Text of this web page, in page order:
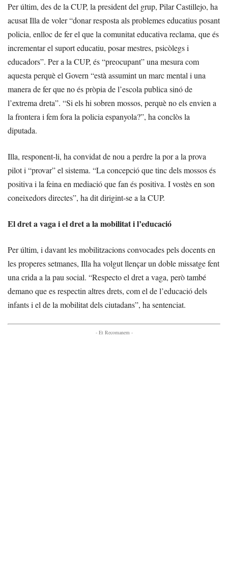
Per últim, des de la CUP, la president del grup, Pilar Castillejo, ha
acusat Illa de voler “donar resposta als problemes educatius posant
policia, enlloc de fer el que la comunitat educativa reclama, que és
incrementar el suport educatiu, posar mestres, psicòlegs i
educadors”. Per a la CUP, és “preocupant” una mesura com
aquesta perquè el Govern “està assumint un marc mental i una
manera de fer que no és pròpia de l’escola publica sinó de
l’extrema dreta”. “Si els hi sobren mossos, perquè no els envien a
la frontera i fem fora la policia espanyola?”, ha conclòs la
diputada.
Illa, responent-li, ha convidat de nou a perdre la por a la prova
pilot i “provar” el sistema. “La concepció que tinc dels mossos és
positiva i la feina en mediació que fan és positiva. I vostès en son
coneixedors directes”, ha dit dirigint-se a la CUP.
El dret a vaga i el dret a la mobilitat i l’educació
Per últim, i davant les mobilitzacions convocades pels docents en
les properes setmanes, Illa ha volgut llençar un doble missatge fent
una crida a la pau social. “Respecto el dret a vaga, però també
demano que es respectin altres drets, com el de l’educació dels
infants i el de la mobilitat dels ciutadans”, ha sentenciat.
- Et Recomanem -